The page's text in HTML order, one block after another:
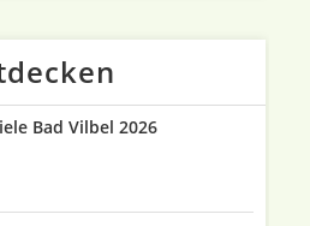
Bad Vilbel 2026